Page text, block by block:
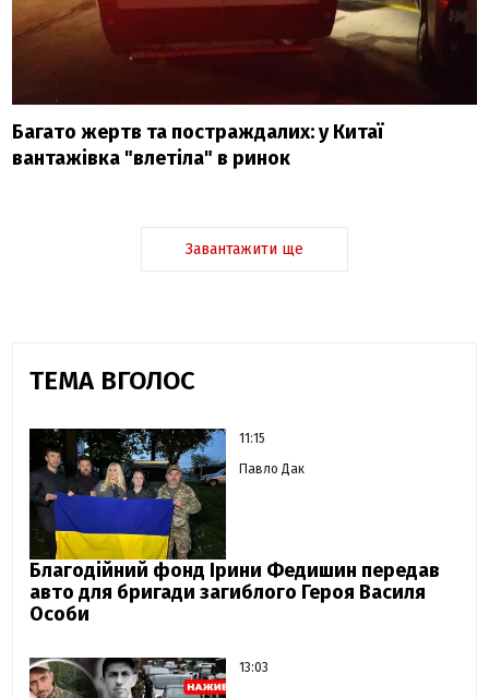
Багато жертв та постраждалих: у Китаї
вантажівка "влетіла" в ринок
Завантажити ще
ТЕМА ВГОЛОС
11:15
Павло Дак
Благодійний фонд Ірини Федишин передав
авто для бригади загиблого Героя Василя
Особи
13:03